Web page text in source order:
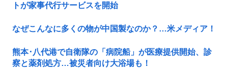
トが家事代行サービスを開始
なぜこんなに多くの物が中国製なのか？…米メディア！
熊本･八代港で自衛隊の「病院船」が医療提供開始、診
察と薬剤処方…被災者向け大浴場も！